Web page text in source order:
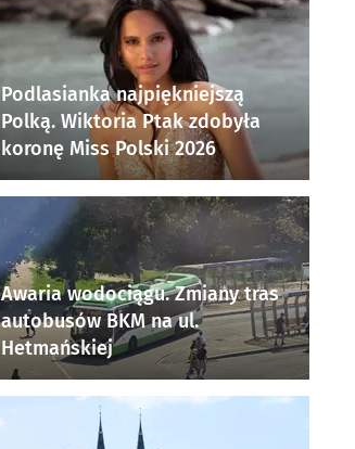
Podlasianka najpiękniejszą
Polką. Wiktoria Ptak zdobyła
koronę Miss Polski 2026
Awaria wodociągu. Zmiany tras
autobusów BKM na ul.
Hetmańskiej